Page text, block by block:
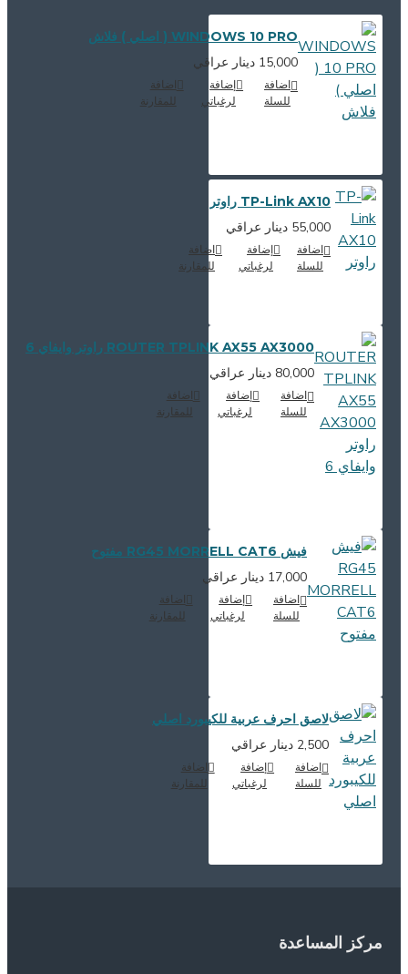
WINDOWS 10 PRO ( اصلي ) فلاش
15,000 دينار عراقي
اضافة
إضافة
لرغباتي
للمقارنة
TP-Link AX10 راوتر
55,000 دينار عراقي
اضافة
للسلة
إضافة
لرغباتي
اضافة
للمقارنة
ROUTER TPLINK AX55 AX3000 راوتر وايفاي 6
80,000 دينار عراقي
اضافة
إضافة
لرغباتي
للمقارنة
فيش RG45 MORRELL CAT6 مفتوح
17,000 دينار عراقي
اضافة
إضافة
لرغباتي
للمقارنة
لاصق احرف عربية للكيبورد اصلي
2,500 دينار عراقي
اضافة
للسلة
إضافة
لرغباتي
اضافة
للمقارنة
المساعدة